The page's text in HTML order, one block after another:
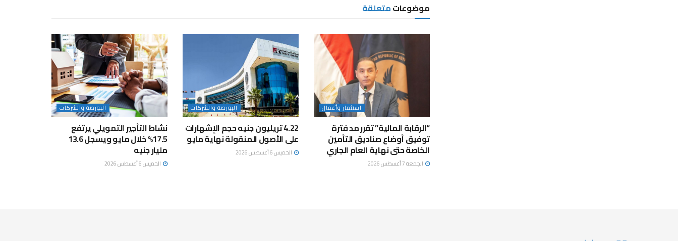
موضوعاتمتعلقة
استثمار وأعمال
“الرقابة المالية” تقرر مد فترة
توفيق أوضاع صناديق التأمين
الخاصة حتى نهاية العام الجاري
الجمعة 7 أغسطس 2026
البورصة والشركات
4.22 تريليون جنيه حجم الإشهارات
على الأصول المنقولة نهاية مايو
الخميس 6 أغسطس 2026
البورصة والشركات
نشاط التأجير التمويلي يرتفع
17.5% خلال مايو ويسجل 13.6
مليار جنيه
الخميس 6 أغسطس 2026